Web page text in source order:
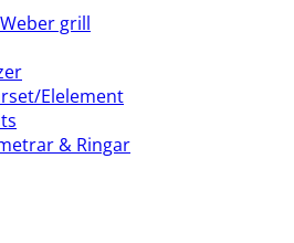
grill
Elelement
& Ringar